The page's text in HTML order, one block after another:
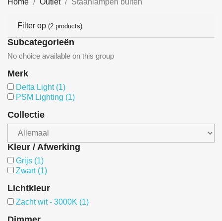
Filter op (2 products)
Subcategorieën
No choice available on this group
Merk
Delta Light (1)
PSM Lighting (1)
Collectie
Kleur / Afwerking
Grijs (1)
Zwart (1)
Lichtkleur
Zacht wit - 3000K (1)